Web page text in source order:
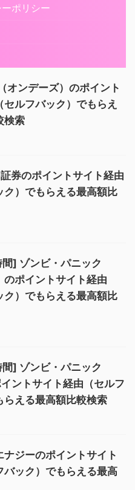
ポリシー
オンデーズ）のポイント
セルフバック）でもらえ
検索
証券のポイントサイト経由
ク）でもらえる最高額比
] ゾンビ・パニック
のポイントサイト経由
ク）でもらえる最高額比
] ゾンビ・パニック
イントサイト経由（セルフ
らえる最高額比較検索
ナジーのポイントサイト
バック）でもらえる最高